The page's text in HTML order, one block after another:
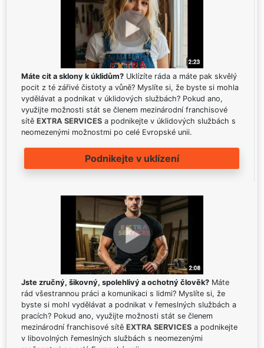
Máte cit a sklony k úklidům? Uklízíte ráda a máte pak skvělý
pocit z té zářivé čistoty a vůně? Myslíte si, že byste si mohla
vydělávat a podnikat v úklidových službách? Pokud ano,
využijte možnosti stát se členem mezinárodní franchisové
sítě EXTRA SERVICES a podnikejte v úklidových službách s
neomezenými možnostmi po celé Evropské unii.
Podnikejte v uklízení
Jste zručný, šikovný, spolehlivý a ochotný člověk? Máte
rád všestrannou práci a komunikaci s lidmi? Myslíte si, že
byste si mohl vydělávat a podnikat v řemeslných službách a
pracích? Pokud ano, využijte možnosti stát se členem
mezinárodní franchisové sítě EXTRA SERVICES a podnikejte
v libovolných řemeslných službách s neomezenými